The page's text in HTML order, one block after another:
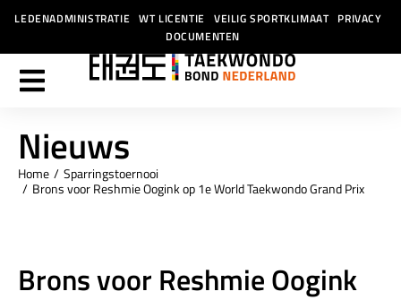
LEDENADMINISTRATIE WT LICENTIE VEILIG SPORTKLIMAAT PRIVACY
DOCUMENTEN
Nieuws
Je bent hier:
Home
Sparringstoernooi
Brons voor Reshmie Oogink op 1e World Taekwondo Grand Prix
Brons voor Reshmie Oogink